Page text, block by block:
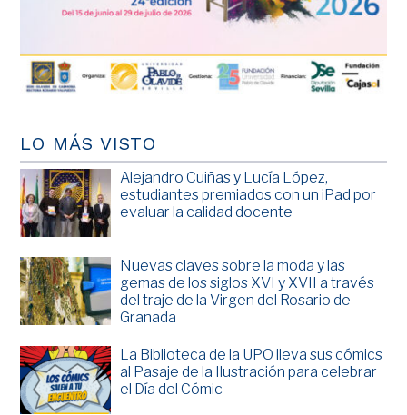
LO MÁS VISTO
Alejandro Cuiñas y Lucía López,
estudiantes premiados con un iPad por
evaluar la calidad docente
Nuevas claves sobre la moda y las
gemas de los siglos XVI y XVII a través
del traje de la Virgen del Rosario de
Granada
La Biblioteca de la UPO lleva sus cómics
al Pasaje de la Ilustración para celebrar
el Día del Cómic